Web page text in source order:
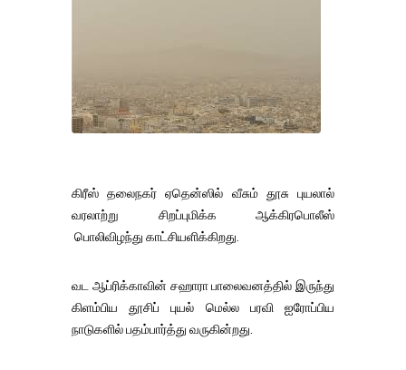
கிரீஸ் தலைநகர் ஏதென்ஸில் வீசும் தூசு புயலால்
வரலாற்று சிறப்புமிக்க ஆக்கிரபொலீஸ்
பொலிவிழந்து காட்சியளிக்கிறது.
வட ஆப்ரிக்காவின் சஹாரா பாலைவனத்தில் இருந்து
கிளம்பிய தூசிப் புயல் மெல்ல பரவி ஐரோப்பிய
நாடுகளில் பதம்பார்த்து வருகின்றது.